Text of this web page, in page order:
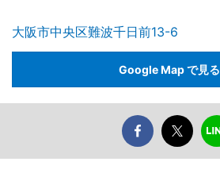
大阪市中央区難波千日前13-6
Google Map で見る